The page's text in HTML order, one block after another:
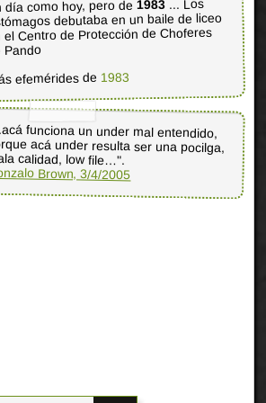
día como hoy, pero de1983 ... Los
debutaba en un baile de liceo
el Centro de Protección de Choferes
Pando
efemérides de 1983
funciona un under mal entendido,
acá under resulta ser una pocilga,
calidad, low file…".
Brown, 3/4/2005